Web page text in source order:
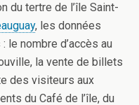
du tertre de l’île Saint-
, les données
le nombre d’accès au
la vente de billets
des visiteurs aux
du Café de l’île, du